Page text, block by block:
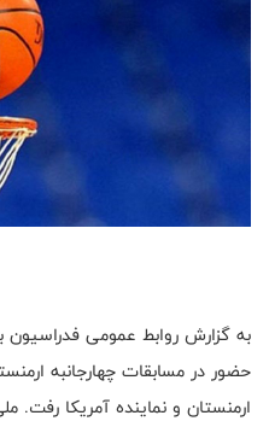
به گزارش روابط عمومی فدراسیون
حضور در مسابقات چهارجانبه
ارمنستان و نماینده آمریکا